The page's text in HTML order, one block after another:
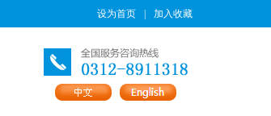
设为首页 加入收藏